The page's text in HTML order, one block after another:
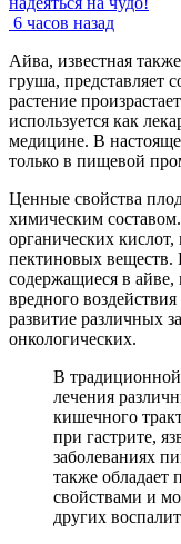
6 часов назад
Айва, известная
груша, представляет
растение
используется как
медицине. В
только в пищевой
Ценные свойства
химическим
органических
пектиновых
содержащиеся в
вредного
развитие различных
онкологических.
В традиционной
лечения
кишечного
при гастрите,
заболеваниях
также обладает
свойствами и
других